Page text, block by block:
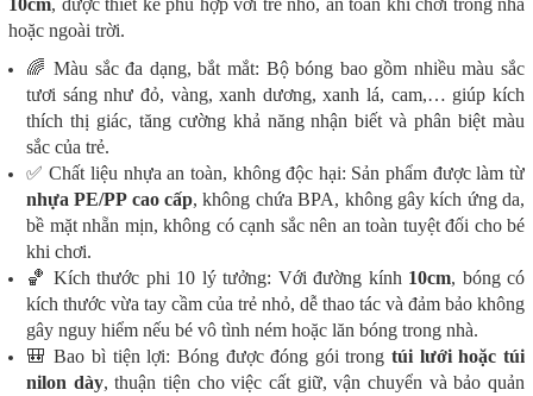
10cm, được thiết kế phù hợp với trẻ nhỏ, an toàn khi chơi trong nhà
hoặc ngoài trời.
🌈 Màu sắc đa dạng, bắt mắt: Bộ bóng bao gồm nhiều màu sắc
tươi sáng như đỏ, vàng, xanh dương, xanh lá, cam,… giúp kích
thích thị giác, tăng cường khả năng nhận biết và phân biệt màu
sắc của trẻ.
✅ Chất liệu nhựa an toàn, không độc hại: Sản phẩm được làm từ
nhựa PE/PP cao cấp, không chứa BPA, không gây kích ứng da,
bề mặt nhẵn mịn, không có cạnh sắc nên an toàn tuyệt đối cho bé
khi chơi.
🏀 Kích thước phi 10 lý tưởng: Với đường kính 10cm, bóng có
kích thước vừa tay cầm của trẻ nhỏ, dễ thao tác và đảm bảo không
gây nguy hiểm nếu bé vô tình ném hoặc lăn bóng trong nhà.
🎒 Bao bì tiện lợi: Bóng được đóng gói trongtúi lưới hoặc túi
nilon dày, thuận tiện cho việc cất giữ, vận chuyển và bảo quản